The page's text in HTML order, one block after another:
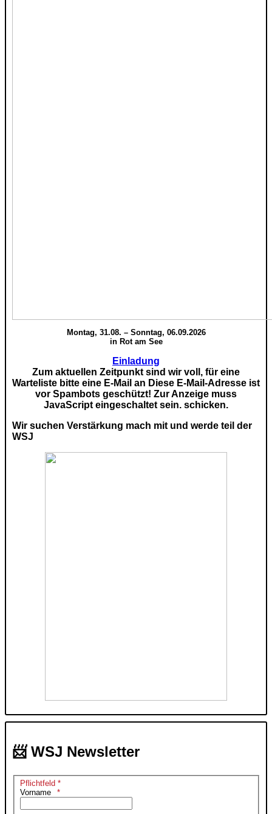
Montag, 31.08. – Sonntag, 06.09.2026
in Rot am See
Einladung
Zum aktuellen Zeitpunkt sind wir voll, für eine
Warteliste bitte eine E-Mail an Diese E-Mail-Adresse ist
vor Spambots geschützt! Zur Anzeige muss
JavaScript eingeschaltet sein. schicken.
Wir suchen Verstärkung mach mit und werde teil der
WSJ
📨 WSJ Newsletter
Pflichtfeld *
Vorname